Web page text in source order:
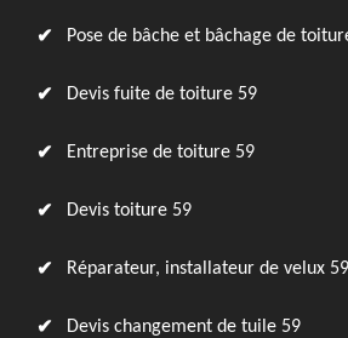
Pose de bâche et bâchage de
Devis fuite de toiture 59
Entreprise de toiture 59
Devis toiture 59
Réparateur, installateur de velux 59
Devis changement de tuile 59